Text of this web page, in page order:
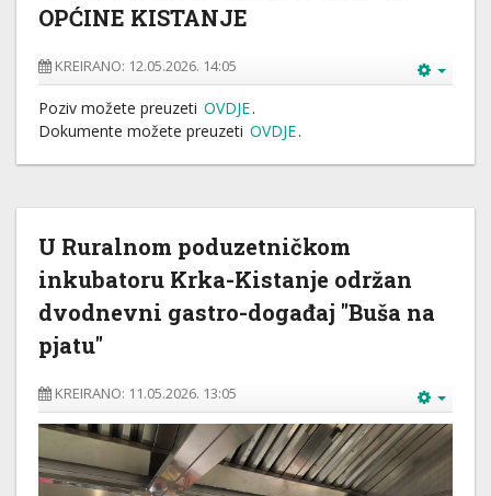
OPĆINE KISTANJE
KREIRANO: 12.05.2026. 14:05
Poziv možete preuzeti OVDJE.
Dokumente možete preuzeti OVDJE.
U Ruralnom poduzetničkom
inkubatoru Krka-Kistanje održan
dvodnevni gastro-događaj "Buša na
pjatu"
KREIRANO: 11.05.2026. 13:05